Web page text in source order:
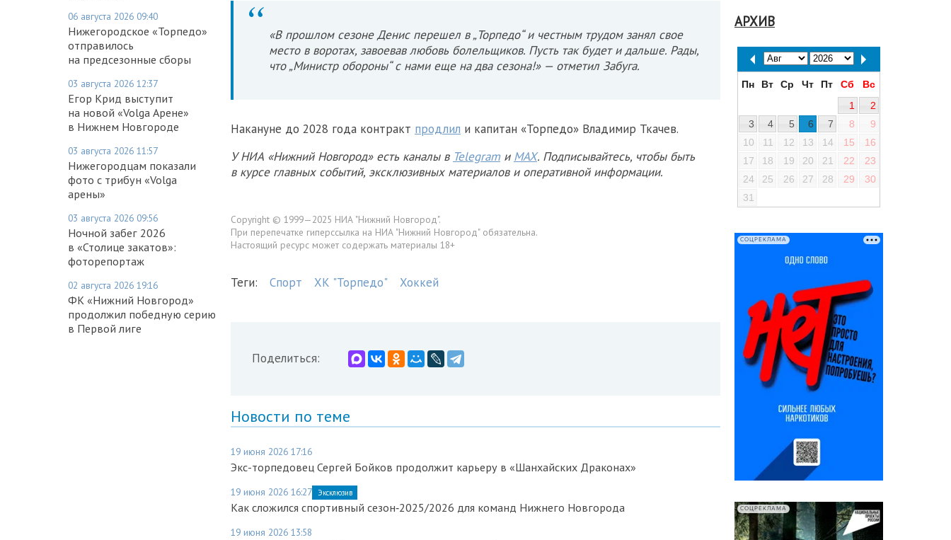
06 августа 2026 09:40
Нижегородское «Торпедо»
отправилось
на предсезонные сборы
03 августа 2026 12:37
Егор Крид выступит
на новой «Volga Арене»
в Нижнем Новгороде
03 августа 2026 11:57
Нижегородцам показали
фото с трибун «Volga
арены»
03 августа 2026 09:56
Ночной забег 2026
в «Столице закатов»:
фоторепортаж
02 августа 2026 19:16
ФК «Нижний Новгород»
продолжил победную серию
в Первой лиге
«В прошлом сезоне Денис перешел в „Торпедо“ и честным трудом занял свое
место в воротах, завоевав любовь болельщиков. Пусть так будет и дальше. Рады,
что „Министр обороны“ с нами еще на два сезона!» — отметил Забуга.
Накануне до 2028 года контракт продлил и капитан «Торпедо» Владимир Ткачев.
У НИА «Нижний Новгород» есть каналы в Telegram и MAX. Подписывайтесь, чтобы быть
в курсе главных событий, эксклюзивных материалов и оперативной информации.
Copyright © 1999—2025 НИА "Нижний Новгород".
При перепечатке гиперссылка на НИА "Нижний Новгород" обязательна.
Настоящий ресурс может содержать материалы 18+
Теги: Спорт ХК "Торпедо" Хоккей
Поделиться:
Новости по теме
19 июня 2026 17:16
Экс-торпедовец Сергей Бойков продолжит карьеру в «Шанхайских Драконах»
19 июня 2026 16:27 Эксклюзив
Как сложился спортивный сезон‑2025/2026 для команд Нижнего Новгорода
19 июня 2026 13:58
АРХИВ
Пн Вт Ср Чт Пт Сб
Вс
1
2
3
4 5 6 7 8
9
10
11 12 13 14 15
16
17
18 19 20 21 22
23
24
25 26 27 28 29
30
31
СОЦРЕКЛАМА
СОЦРЕКЛАМА